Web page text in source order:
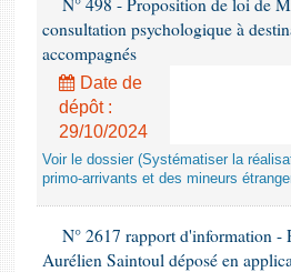
N° 498 - Proposition de loi de
consultation psychologique à
accompagnés
Date de
dépôt :
29/10/2024
Voir le dossier (Systématiser la
primo-arrivants et des mineurs
N° 2617 rapport d'information
Aurélien Saintoul déposé en